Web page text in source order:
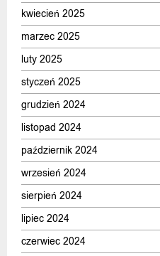
kwiecień 2025
marzec 2025
luty 2025
styczeń 2025
grudzień 2024
listopad 2024
październik 2024
wrzesień 2024
sierpień 2024
lipiec 2024
czerwiec 2024